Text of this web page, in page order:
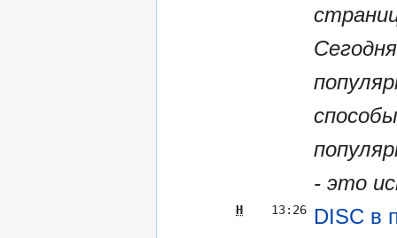
- это
Н 13:26 DISC в